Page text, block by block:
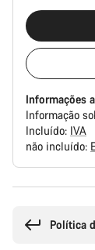
Informações
Informação
Incluído: IVA
não incluído:
compra
Política